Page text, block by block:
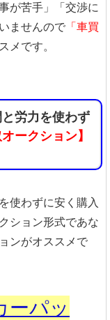
が苦手」「交渉に
ませんので 「車買
メです。
労力を使わず
オークション】
使わずに安く購入
ション形式であな
ンがオススメで
ーパッ